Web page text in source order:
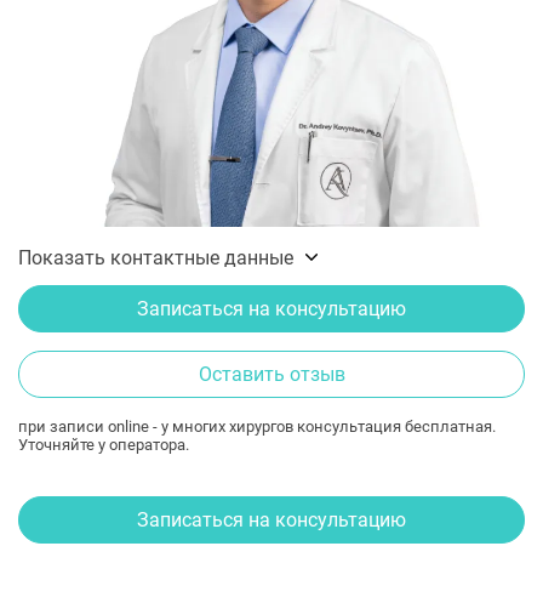
Показать контактные данные
Записаться на консультацию
Оставить отзыв
при записи online - у многих хирургов консультация бесплатная.
Уточняйте у оператора.
Записаться на консультацию